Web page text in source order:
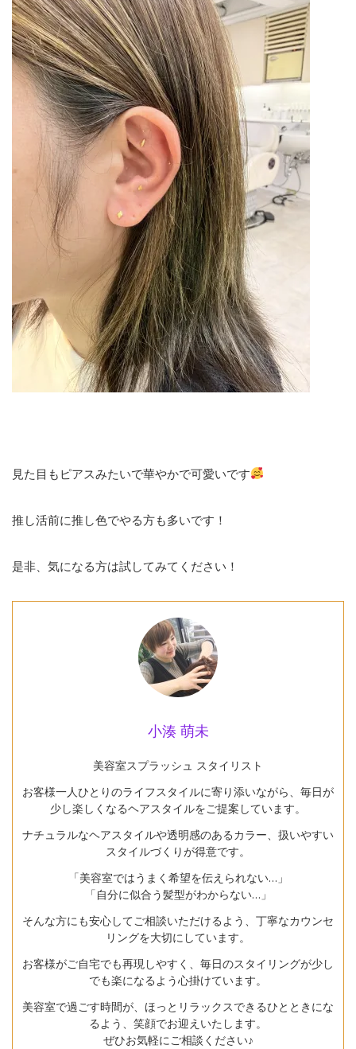
見た目もピアスみたいで華やかで可愛いです
推し活前に推し色でやる方も多いです！
是非、気になる方は試してみてください！
小湊 萌未
美容室スプラッシュ スタイリスト
お客様一人ひとりのライフスタイルに寄り添いながら、毎日が
少し楽しくなるヘアスタイルをご提案しています。
ナチュラルなヘアスタイルや透明感のあるカラー、扱いやすい
スタイルづくりが得意です。
「美容室ではうまく希望を伝えられない…」
「自分に似合う髪型がわからない…」
そんな方にも安心してご相談いただけるよう、丁寧なカウンセ
リングを大切にしています。
お客様がご自宅でも再現しやすく、毎日のスタイリングが少し
でも楽になるよう心掛けています。
美容室で過ごす時間が、ほっとリラックスできるひとときにな
るよう、笑顔でお迎えいたします。
ぜひお気軽にご相談ください♪